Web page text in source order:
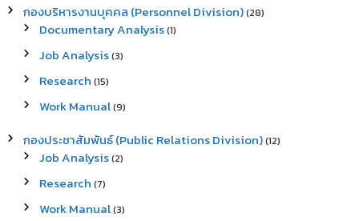
กองบริหารงานบุคคล (Personnel Division)(28)
Documentary Analysis(1)
Job Analysis(3)
Research (15)
Work Manual(9)
กองประชาสัมพันธ์ (Public Relations Division)(12)
Job Analysis(2)
Research (7)
Work Manual(3)